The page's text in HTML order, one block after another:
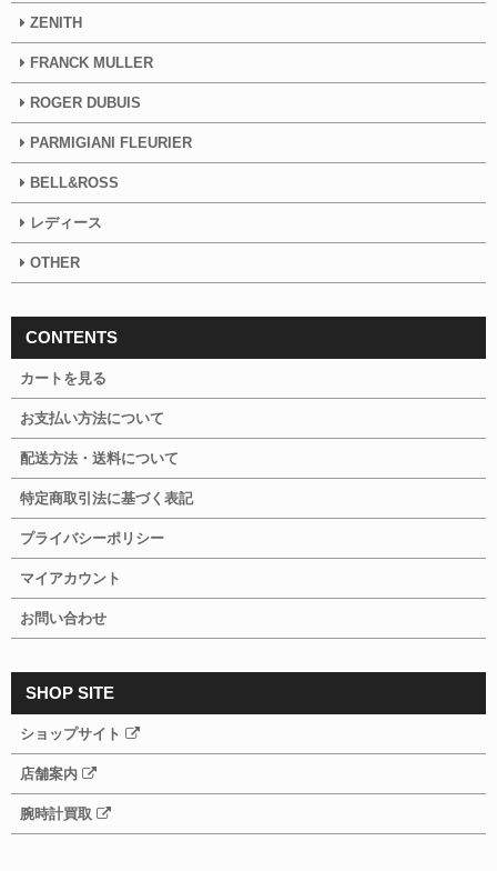
ZENITH
FRANCK MULLER
ROGER DUBUIS
PARMIGIANI FLEURIER
BELL&ROSS
レディース
OTHER
CONTENTS
カートを見る
お支払い方法について
配送方法・送料について
特定商取引法に基づく表記
プライバシーポリシー
マイアカウント
お問い合わせ
SHOP SITE
ショップサイト
店舗案内
腕時計買取